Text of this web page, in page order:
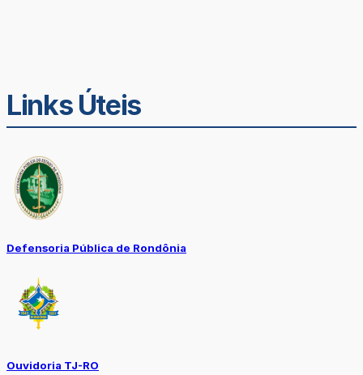
Links Úteis
Defensoria Pública de Rondônia
Ouvidoria TJ-RO